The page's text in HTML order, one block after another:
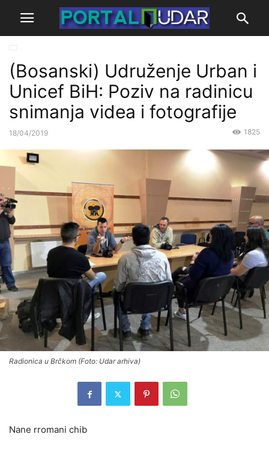
(Bosanski) Udruženje Urban i
Unicef BiH: Poziv na radinicu
snimanja videa i fotografije
18/04/2019 1825
Radionica u Brčkom (Foto: Udar arhiva)
Nane rromani chib